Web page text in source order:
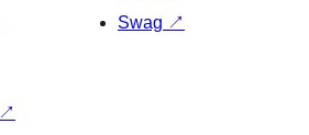
Swag ↗
↗